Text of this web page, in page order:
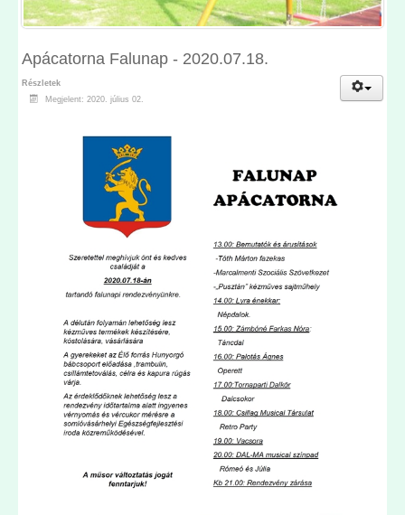
Apácatorna Falunap - 2020.07.18.
Részletek
Megjelent: 2020. július 02.